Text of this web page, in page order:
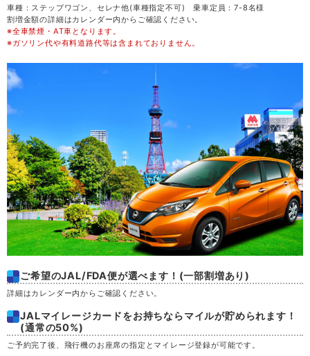
金 21
月 24
火 25
水 26
木 27
金 28
土 29
車種：ステップワゴン、セレナ他(車種指定不可) 乗車定員：7-8名様
割増金額の詳細はカレンダー内からご確認ください。
※全車禁煙・AT車となります。
※ガソリン代や有料道路代等は含まれておりません。
ご希望のJAL/FDA便が選べます！(一部割増あり)
詳細はカレンダー内からご確認ください。
JALマイレージカードをお持ちならマイルが貯められます！
(通常の50%)
ご予約完了後、飛行機のお座席の指定とマイレージ登録が可能です。